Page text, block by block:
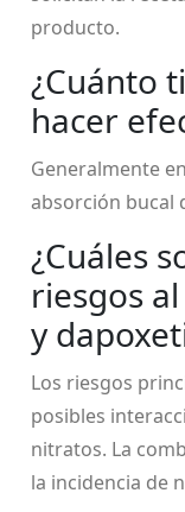
producto.
¿Cuánto
hacer
Generalmente
absorción bucal
¿Cuáles
riesgos
y
Los riesgos
posibles
nitratos. La
la incidencia de